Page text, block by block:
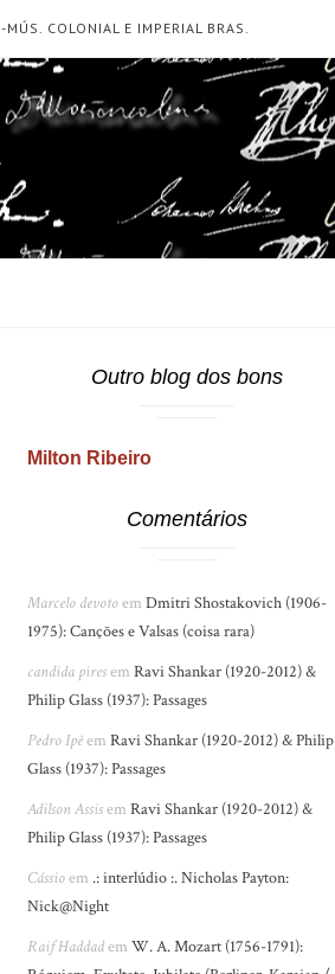
-MÚS. COLONIAL E IMPERIAL BRAS.
Outro blog dos bons
Milton Ribeiro
Comentários
Marcelo devotoemDmitri Shostakovich (1906-
1975): Canções e Valsas (coisa rara)
candida piresemRavi Shankar (1920-2012) &
Philip Glass (1937): Passages
Pedro IpêemRavi Shankar (1920-2012) & Philip
Glass (1937): Passages
Adilson AssisemRavi Shankar (1920-2012) &
Philip Glass (1937): Passages
Cássioem .: interlúdio :. Nicholas Payton:
Nick@Night
Raif HaddademW. A. Mozart (1756-1791):